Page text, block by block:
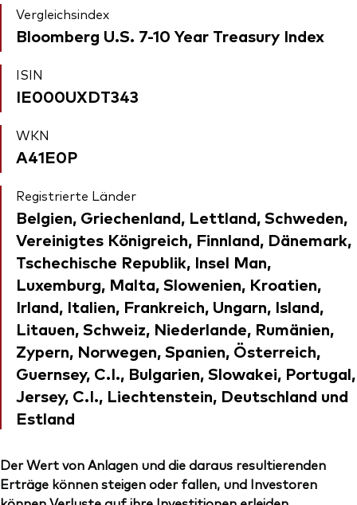
Vergleichsindex
Bloomberg U.S. 7-10 Year Treasury Index
ISIN
IE000UXDT343
WKN
A41E0P
Registrierte Länder
Belgien, Griechenland, Lettland, Schweden,
Vereinigtes Königreich, Finnland, Dänemark,
Tschechische Republik, Insel Man,
Luxemburg, Malta, Slowenien, Kroatien,
Irland, Italien, Frankreich, Ungarn, Island,
Litauen, Schweiz, Niederlande, Rumänien,
Zypern, Norwegen, Spanien, Österreich,
Guernsey, C.I., Bulgarien, Slowakei, Portugal,
Jersey, C.I., Liechtenstein, Deutschland und
Estland
Der Wert von Anlagen und die daraus resultierenden
Erträge können steigen oder fallen, und Investoren